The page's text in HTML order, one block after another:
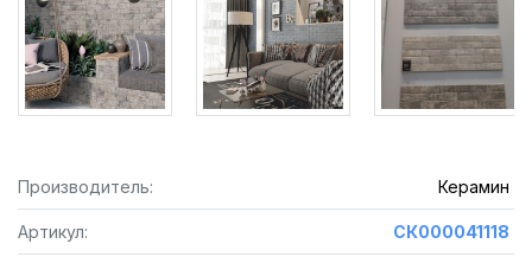
Производитель: Керамин
Артикул: СК000041118